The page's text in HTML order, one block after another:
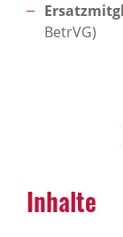
BetrVG)
Inhalte